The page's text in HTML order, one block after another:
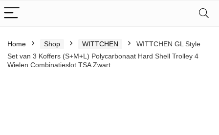
Home Shop WITTCHEN
WITTCHEN GL Style
Set van 3 Koffers (S+M+L) Polycarbonaat Hard Shell Trolley 4
Wielen Combinatieslot TSA Zwart